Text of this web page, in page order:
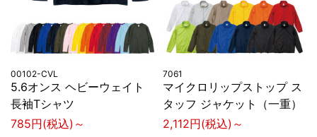
00102-CVL
5.6オンス ヘビーウェイト
長袖Tシャツ
785円(税込)～
7061
マイクロリップストップ ス
タッフ ジャケット（一重）
2,112円(税込)～